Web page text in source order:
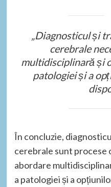
„Diagnosticul și
cerebrale
multidisciplinară și
patologiei și a
În concluzie,
cerebrale sunt procese
abordare
a patologiei și a